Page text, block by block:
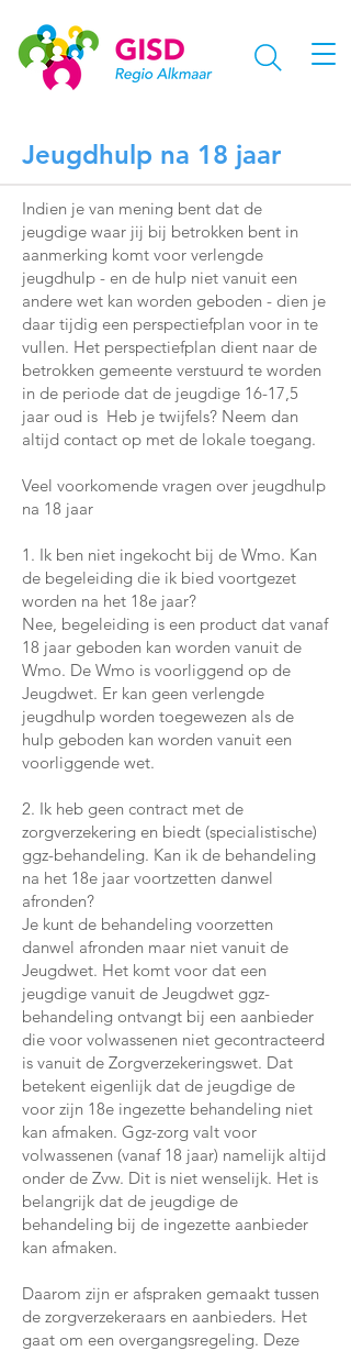
Jeugdhulp na 18 jaar
Indien je van mening bent dat de
jeugdige waar jij bij betrokken bent in
aanmerking komt voor verlengde
jeugdhulp - en de hulp niet vanuit een
andere wet kan worden geboden - dien je
daar tijdig een perspectiefplan voor in te
vullen. Het perspectiefplan dient naar de
betrokken gemeente verstuurd te worden
in de periode dat de jeugdige 16-17,5
jaar oud is Heb je twijfels? Neem dan
altijd contact op met de lokale toegang.
Veel voorkomende vragen over jeugdhulp
na 18 jaar
1. Ik ben niet ingekocht bij de Wmo. Kan
de begeleiding die ik bied voortgezet
worden na het 18e jaar?
Nee, begeleiding is een product dat vanaf
18 jaar geboden kan worden vanuit de
Wmo. De Wmo is voorliggend op de
Jeugdwet. Er kan geen verlengde
jeugdhulp worden toegewezen als de
hulp geboden kan worden vanuit een
voorliggende wet.
2. Ik heb geen contract met de
zorgverzekering en biedt (specialistische)
ggz-behandeling. Kan ik de behandeling
na het 18e jaar voortzetten danwel
afronden?
Je kunt de behandeling voorzetten
danwel afronden maar niet vanuit de
Jeugdwet. Het komt voor dat een
jeugdige vanuit de Jeugdwet ggz-
behandeling ontvangt bij een aanbieder
die voor volwassenen niet gecontracteerd
is vanuit de Zorgverzekeringswet. Dat
betekent eigenlijk dat de jeugdige de
voor zijn 18e ingezette behandeling niet
kan afmaken. Ggz-zorg valt voor
volwassenen (vanaf 18 jaar) namelijk altijd
onder de Zvw. Dit is niet wenselijk. Het is
belangrijk dat de jeugdige de
behandeling bij de ingezette aanbieder
kan afmaken.
Daarom zijn er afspraken gemaakt tussen
de zorgverzekeraars en aanbieders. Het
gaat om een overgangsregeling. Deze